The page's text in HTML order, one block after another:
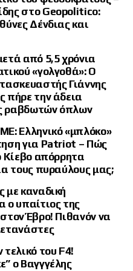
μάχονται να σώσουν
πολλές φορές
επιβάλλεται να
έχει ξεπεράσει
άλλες φωτιές,
καταστροφές! Όχι
φθηνές δικαιολογίες!
σοβαρά στην
προσωπικό και τα
σωστά και
καταστροφών και
την Ελλάδα μας, τις
τον περήφανο αλλά
λαό της!
στο Geopolitico:
Δένδιας και
από 5,5 χρόνια
«γολγοθά»: Ο
Γιάννης
πήρε την άδεια
ραβδωτών όπλων
Ελληνικό «μπλόκο»
για Patriot – Πώς
Κίεβο απόρρητα
τους πυραύλους μας;
με καναδική
ο υπαίτιος της
Έβρο! Πιθανόν να
του F4!
ο Βαγγγέλης